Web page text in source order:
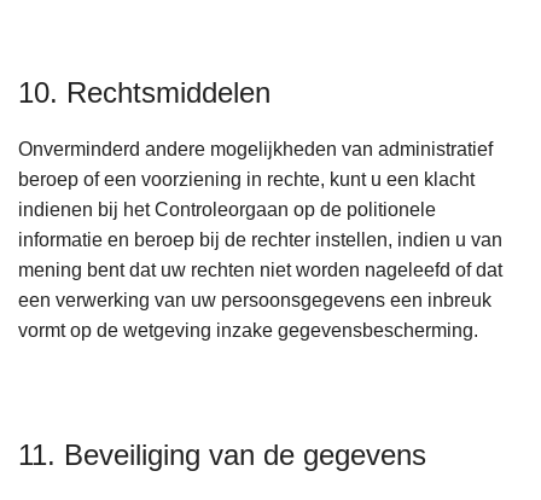
10. Rechtsmiddelen
Onverminderd andere mogelijkheden van administratief
beroep of een voorziening in rechte, kunt u een klacht
indienen bij het Controleorgaan op de politionele
informatie en beroep bij de rechter instellen, indien u van
mening bent dat uw rechten niet worden nageleefd of dat
een verwerking van uw persoonsgegevens een inbreuk
vormt op de wetgeving inzake gegevensbescherming.
11. Beveiliging van de gegevens